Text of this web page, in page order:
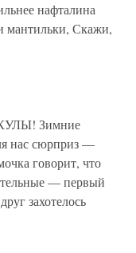
нафталина
мантильки, Скажи,
Зимние
нас сюрприз —
говорит, что
— первый
захотелось